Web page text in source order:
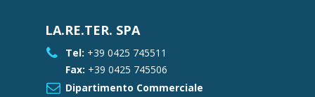
LA.RE.TER. SPA
Tel: +39 0425 745511
Fax: +39 0425 745506
Dipartimento Commerciale